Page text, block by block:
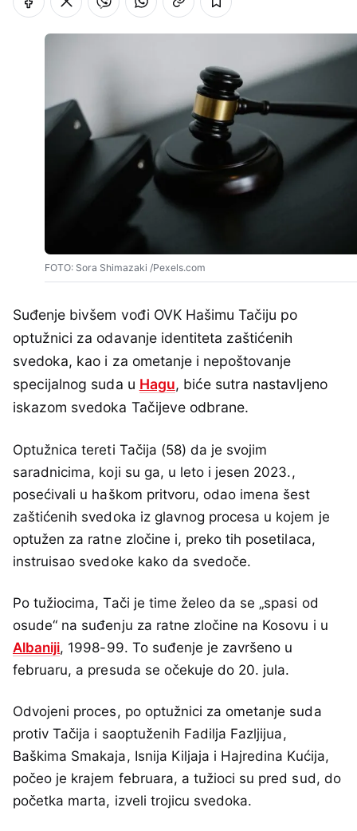
FOTO: Sora Shimazaki /Pexels.com
Suđenje bivšem vođi OVK Hašimu Tačiju po
optužnici za odavanje identiteta zaštićenih
svedoka, kao i za ometanje i nepoštovanje
specijalnog suda u Hagu, biće sutra nastavljeno
iskazom svedoka Tačijeve odbrane.
Optužnica tereti Tačija (58) da je svojim
saradnicima, koji su ga, u leto i jesen 2023.,
posećivali u haškom pritvoru, odao imena šest
zaštićenih svedoka iz glavnog procesa u kojem je
optužen za ratne zločine i, preko tih posetilaca,
instruisao svedoke kako da svedoče.
Po tužiocima, Tači je time želeo da se „spasi od
osude“ na suđenju za ratne zločine na Kosovu i u
Albaniji, 1998-99. To suđenje je završeno u
februaru, a presuda se očekuje do 20. jula.
Odvojeni proces, po optužnici za ometanje suda
protiv Tačija i saoptuženih Fadilja Fazljijua,
Baškima Smakaja, Isnija Kiljaja i Hajredina Kućija,
počeo je krajem februara, a tužioci su pred sud, do
početka marta, izveli trojicu svedoka.